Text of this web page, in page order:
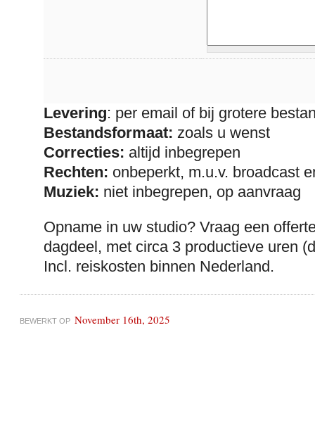
Levering: per email of bij grotere
Bestandsformaat: zoals u wenst
Correcties: altijd inbegrepen
Rechten: onbeperkt, m.u.v. broadcast
Muziek: niet inbegrepen, op aanvraag
Opname in uw studio? Vraag een
dagdeel, met circa 3 productieve uren
Incl. reiskosten binnen Nederland.
BEWERKT OP November 16th, 2025